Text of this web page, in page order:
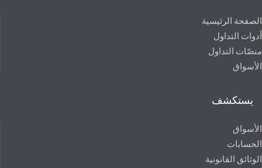
الصفحة الرئيسية
أدوات التداول
منصّات التداول
الأسواق
يستكشف
الأسواق
الحسابات
الوثائق القانونية